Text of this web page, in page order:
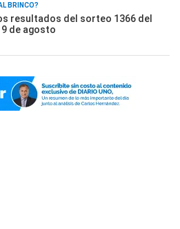
BRINCO?
resultados del sorteo 1366 del
de agosto